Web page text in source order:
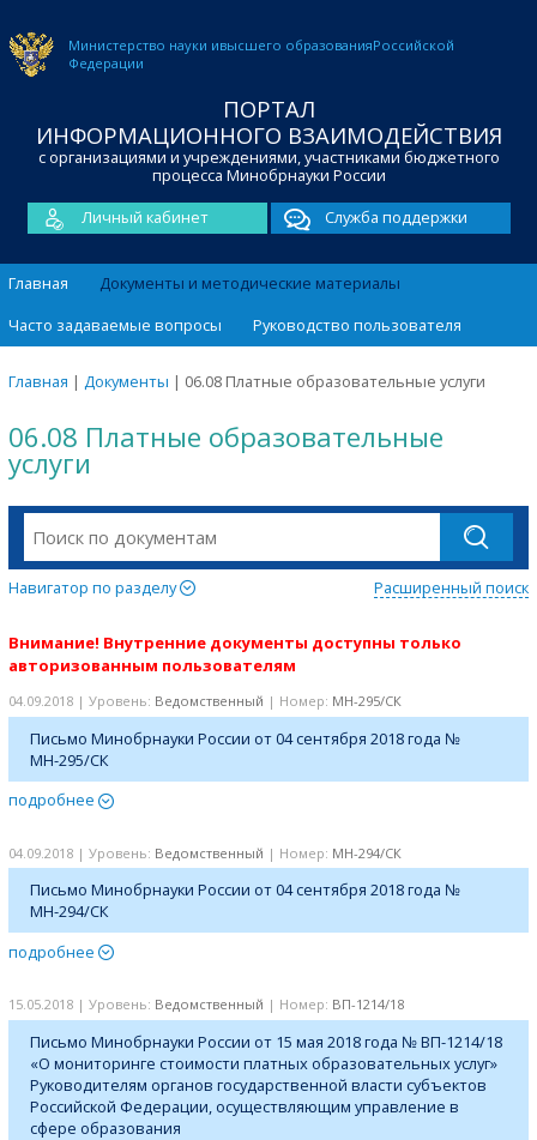
Министерство науки ивысшего образованияРоссийской
Федерации
ПОРТАЛ
ИНФОРМАЦИОННОГО ВЗАИМОДЕЙСТВИЯ
с организациями и учреждениями, участниками бюджетного
процесса Минобрнауки России
Личный кабинет
Служба поддержки
Главная
Документы и методические материалы
Часто задаваемые вопросы
Руководство пользователя
Главная | Документы | 06.08 Платные образовательные услуги
06.08 Платные образовательные
услуги
Навигатор по разделу Расширенный поиск
Внимание! Внутренние документы доступны только
авторизованным пользователям
04.09.2018 | Уровень: Ведомственный | Номер: МН-295/СК
Письмо Минобрнауки России от 04 сентября 2018 года №
МН-295/СК
подробнее
04.09.2018 | Уровень: Ведомственный | Номер: МН-294/СК
Письмо Минобрнауки России от 04 сентября 2018 года №
МН-294/СК
подробнее
15.05.2018 | Уровень: Ведомственный | Номер: ВП-1214/18
Письмо Минобрнауки России от 15 мая 2018 года № ВП-1214/18
«О мониторинге стоимости платных образовательных услуг»
Руководителям органов государственной власти субъектов
Российской Федерации, осуществляющим управление в
сфере образования